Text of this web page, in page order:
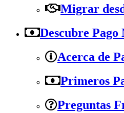
Migrar
Descubre Pago
Acerca de
Primeros
Preguntas